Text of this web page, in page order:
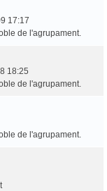
17:17
de l'agrupament.
18:25
de l'agrupament.
de l'agrupament.